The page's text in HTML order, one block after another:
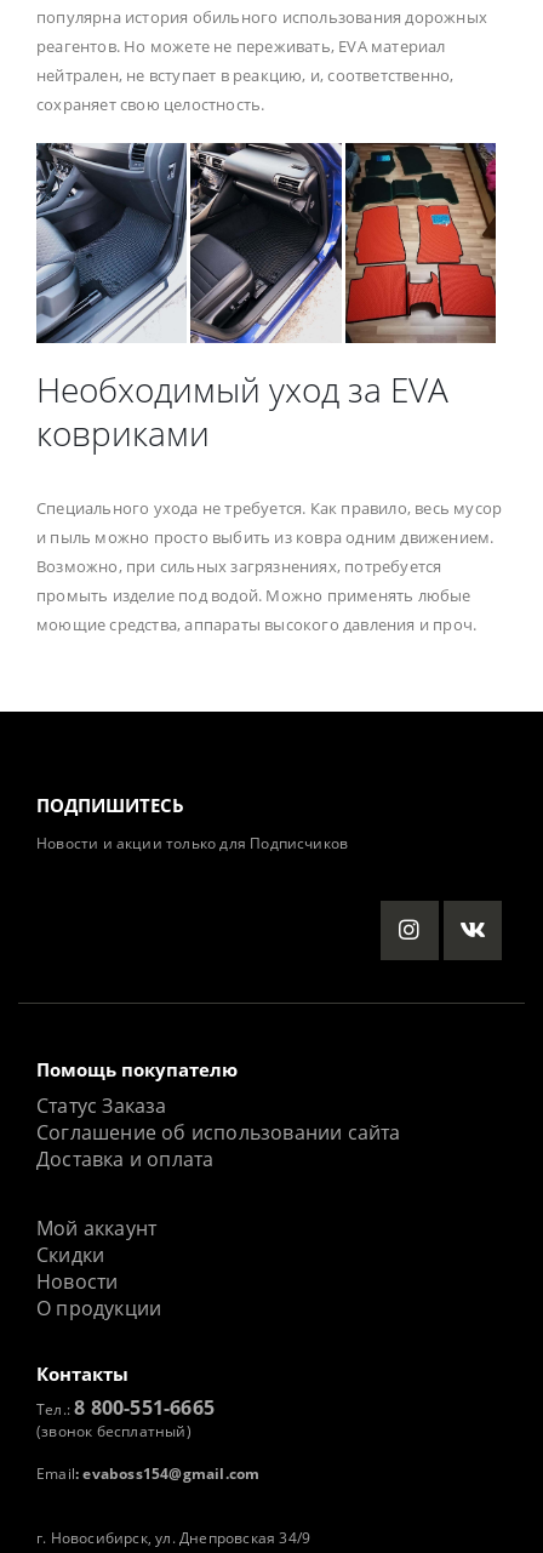
популярна история обильного использования дорожных
реагентов. Но можете не переживать, EVA материал
нейтрален, не вступает в реакцию, и, соответственно,
сохраняет свою целостность.
Необходимый уход за EVA
ковриками
Специального ухода не требуется. Как правило, весь мусор
и пыль можно просто выбить из ковра одним движением.
Возможно, при сильных загрязнениях, потребуется
промыть изделие под водой. Можно применять любые
моющие средства, аппараты высокого давления и проч.
ПОДПИШИТЕСЬ
Новости и акции только для Подписчиков
Помощь покупателю
Статус Заказа
Соглашение об использовании сайта
Доставка и оплата
Мой аккаунт
Скидки
Новости
О продукции
Контакты
Тел.:8 800-551-6665
(звонок бесплатный)
Email: evaboss154@gmail.com
г. Новосибирск, ул. Днепровская 34/9